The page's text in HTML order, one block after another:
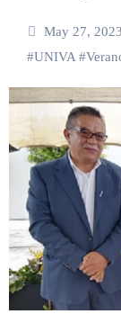
May 27, 2023
#UNIVA#